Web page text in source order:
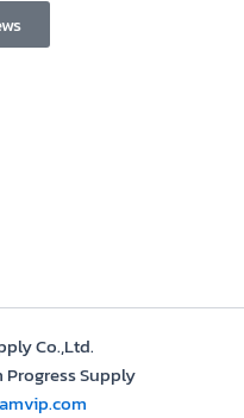
Co.,Ltd.
Supply